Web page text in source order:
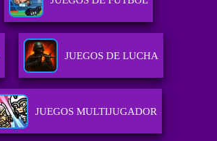
JUEGOS DE LUCHA
JUEGOS MULTIJUGADOR